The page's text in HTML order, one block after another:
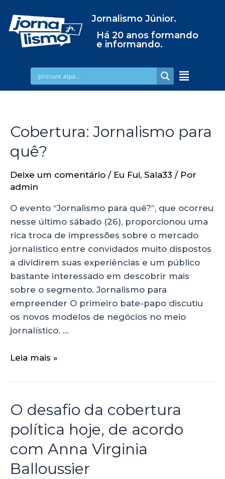
Jornalismo Júnior.
Há 20 anos formando
e informando.
Cobertura: Jornalismo para
quê?
Deixe um comentário / Eu Fui, Sala33 / Por
admin
O evento “Jornalismo para quê?”, que ocorreu
nesse último sábado (26), proporcionou uma
rica troca de impressões sobre o mercado
jornalístico entre convidados muito dispostos
a dividirem suas experiências e um público
bastante interessado em descobrir mais
sobre o segmento. Jornalismo para
empreender O primeiro bate-papo discutiu
os novos modelos de negócios no meio
jornalístico. …
Leia mais »
O desafio da cobertura
política hoje, de acordo
com Anna Virginia
Balloussier